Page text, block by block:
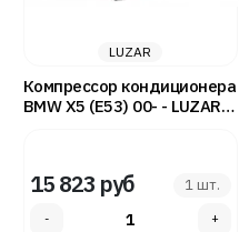
LUZAR
Компрессор кондиционера
BMW X5 (E53) 00- - LUZAR
15 823 руб 1 шт.